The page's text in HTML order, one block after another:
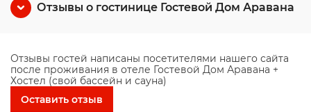
Отзывы о гостинице Гостевой Дом Аравана
Отзывы гостей написаны посетителями нашего сайта
после проживания в отеле Гостевой Дом Аравана +
Хостел (свой бассейн и сауна)
Оставить отзыв